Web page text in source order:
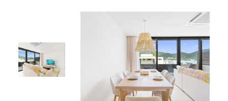
Emplacement idéal
Situé à Simpson Bay, l’Appartement B201 vous place à
proximité des plages, restaurants, boutiques et activités
locales. Que vous souhaitiez explorer la région, vous
détendre au soleil ou profiter de la vie insulaire, tout est
à portée de main.
Pourquoi choisir B201 ?